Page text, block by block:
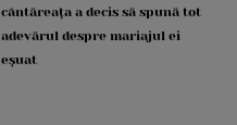
cântăreața a decis să spună tot
adevărul despre mariajul ei
eșuat